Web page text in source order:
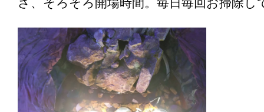
さ、そろそろ開場時間。毎日毎回お掃除し